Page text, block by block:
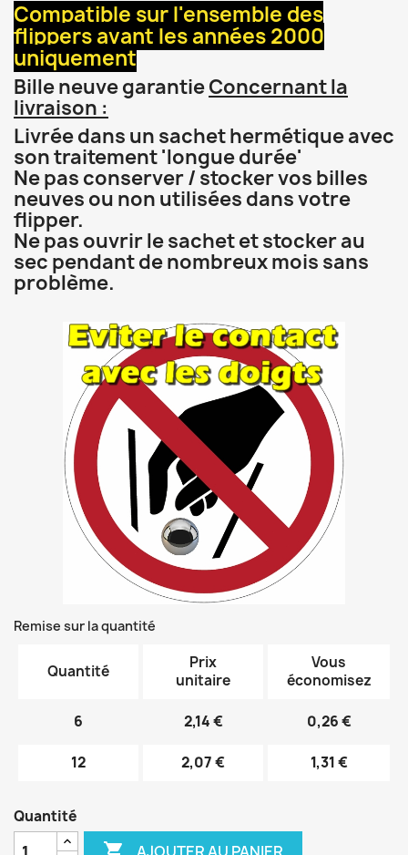
Compatible sur l'ensemble des
flippers avant les années 2000
uniquement
Bille neuve garantieConcernant la
livraison :
Livrée dans un sachet hermétique avec
son traitement 'longue durée'
Ne pas conserver / stocker vos billes
neuves ou non utilisées dans votre
flipper.
Ne pas ouvrir le sachet et stocker au
sec pendant de nombreux mois sans
problème.
Remise sur la quantité
Quantité
Prix
unitaire
Vous
économisez
6 2,14 € 0,26 €
12 2,07 € 1,31 €
Quantité
 AJOUTER AU PANIER